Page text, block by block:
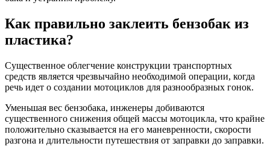
Как правильно заклеить бензобак из
пластика?
Существенное облегчение конструкции транспортных
средств является чрезвычайно необходимой операции, когда
речь идет о создании мотоциклов для разнообразных гонок.
Уменьшая вес бензобака, инженеры добиваются
существенного снижения общей массы мотоцикла, что крайне
положительно сказывается на его маневренности, скорости
разгона и длительности путешествия от заправки до заправки.